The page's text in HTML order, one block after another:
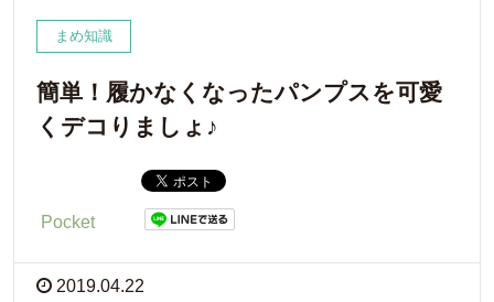
まめ知識
簡単！履かなくなったパンプスを可愛
くデコりましょ♪
Pocket
2019.04.22